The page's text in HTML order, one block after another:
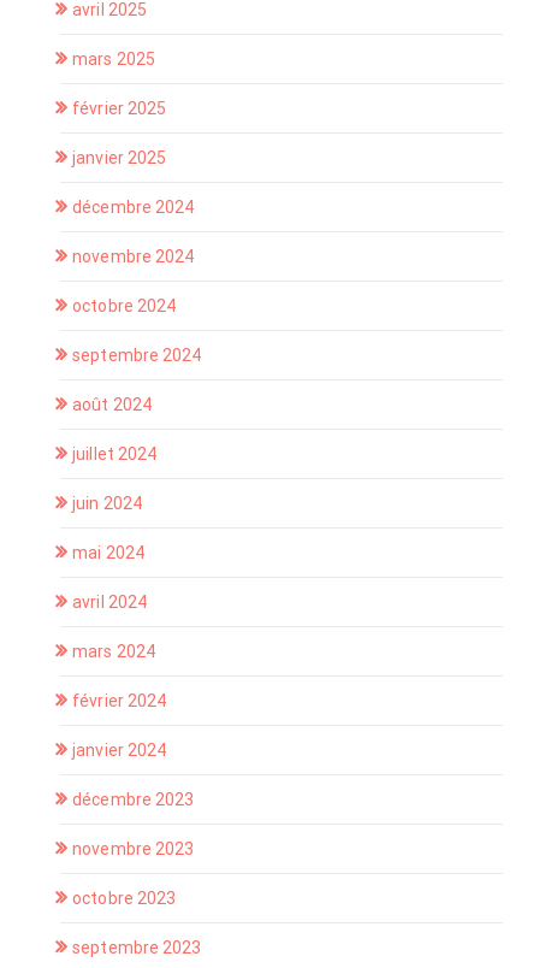
avril 2025
mars 2025
février 2025
janvier 2025
décembre 2024
novembre 2024
octobre 2024
septembre 2024
août 2024
juillet 2024
juin 2024
mai 2024
avril 2024
mars 2024
février 2024
janvier 2024
décembre 2023
novembre 2023
octobre 2023
septembre 2023